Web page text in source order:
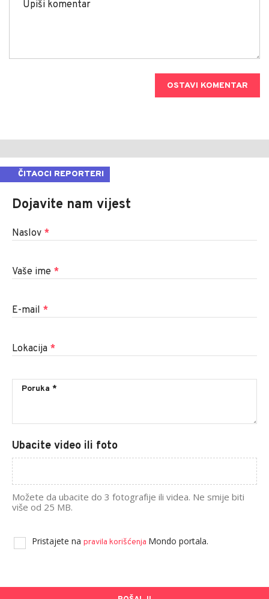
OSTAVI KOMENTAR
ČITAOCI REPORTERI
Dojavite nam vijest
Naslov *
Vaše ime *
E-mail *
Lokacija *
Ubacite video ili foto
Možete da ubacite do 3 fotografije ili videa. Ne smije biti
više od 25 MB.
Pristajete na pravila korišćenja Mondo portala.